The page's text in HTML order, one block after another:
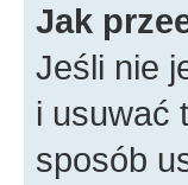
Jak
Jeśli nie
i usuwać
sposób